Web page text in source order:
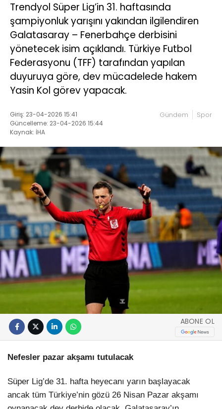
Trendyol Süper Lig’in 31. haftasında
şampiyonluk yarışını yakından ilgilendiren
Galatasaray – Fenerbahçe derbisini
yönetecek isim açıklandı. Türkiye Futbol
Federasyonu (TFF) tarafından yapılan
duyuruya göre, dev mücadelede hakem
Yasin Kol görev yapacak.
Giriş: 23-04-2026 15:41
Güncelleme: 23-04-2026 15:44
Kaynak: İHA
Gündem Spor
ABONE OL
Nefesler pazar akşamı tutulacak
Süper Lig’de 31. hafta heyecanı yarın başlayacak
ancak tüm Türkiye’nin gözü 26 Nisan Pazar akşamı